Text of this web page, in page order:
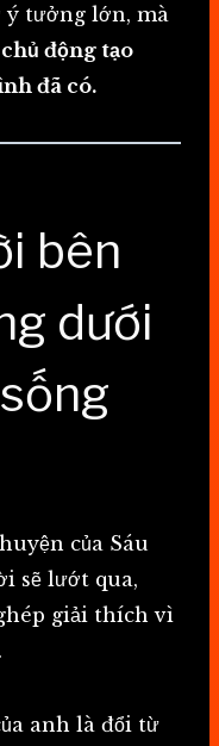
tưởng lớn, mà
chủ động tạo
đã có.
bên
dưới
của Sáu
sẽ lướt qua,
giải thích vì
anh là đổi từ